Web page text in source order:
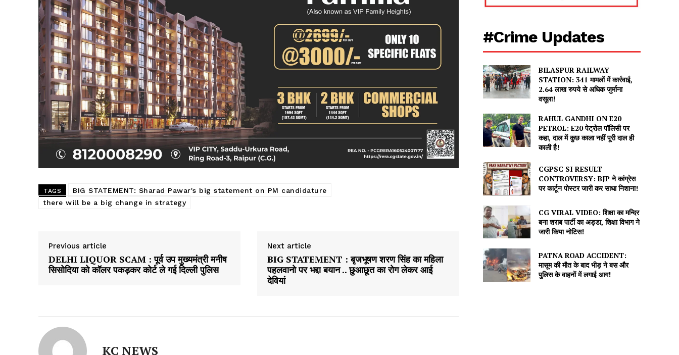
TAGS
BIG STATEMENT: Sharad Pawar's big statement on PM candidature
there will be a big change in strategy
Previous article
DELHI LIQUOR SCAM : पूर्व उप मुख्यमंत्री मनीष
सिसोदिया को कॉलर पकड़कर कोर्ट ले गई दिल्ली पुलिस
Next article
BIG STATEMENT : बृजभूषण शरण सिंह का महिला
पहलवानो पर भद्दा बयान .. छुआछूत का रोग लेकर आई
देवियां
KC NEWS
#Crime Updates
BILASPUR RAILWAY
STATION: 341 मामलों में कार्रवाई,
2.64 लाख रुपये से अधिक जुर्माना
वसूला!
RAHUL GANDHI ON E20
PETROL: E20 पेट्रोल पॉलिसी पर
कहा, दाल में कुछ काला नहीं पूरी दाल ही
काली है!
CGPSC SI RESULT
CONTROVERSY: BJP ने कांग्रेस
पर कार्टून पोस्टर जारी कर साधा निशाना!
CG VIRAL VIDEO: शिक्षा का मन्दिर
बना शराब पार्टी का अड्डा, शिक्षा विभाग ने
जारी किया नोटिस!
PATNA ROAD ACCIDENT:
मासूम की मौत के बाद भीड़ ने बस और
पुलिस के वाहनों में लगाई आग!